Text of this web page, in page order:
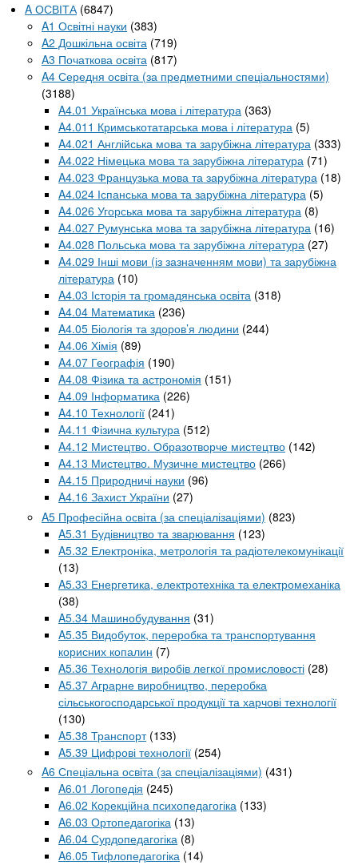
A ОСВІТА (6847)
A1 Освітні науки (383)
A2 Дошкільна освіта (719)
A3 Початкова освіта (817)
A4 Середня освіта (за предметними спеціальностями)
(3188)
A4.01 Українська мова і література (363)
A4.011 Кримськотатарська мова і література (5)
A4.021 Англійська мова та зарубіжна література (333)
A4.022 Німецька мова та зарубіжна література (71)
A4.023 Французька мова та зарубіжна література (18)
A4.024 Іспанська мова та зарубіжна література (5)
A4.026 Угорська мова та зарубіжна література (8)
A4.027 Румунська мова та зарубіжна література (16)
A4.028 Польська мова та зарубіжна література (27)
A4.029 Інші мови (із зазначенням мови) та зарубіжна
література (10)
A4.03 Історія та громадянська освіта (318)
A4.04 Математика (236)
A4.05 Біологія та здоров’я людини (244)
A4.06 Хімія (89)
A4.07 Географія (190)
A4.08 Фізика та астрономія (151)
A4.09 Інформатика (226)
A4.10 Технології (241)
A4.11 Фізична культура (512)
A4.12 Мистецтво. Образотворче мистецтво (142)
A4.13 Мистецтво. Музичне мистецтво (266)
A4.15 Природничі науки (96)
A4.16 Захист України (27)
A5 Професійна освіта (за спеціалізаціями) (823)
A5.31 Будівництво та зварювання (123)
A5.32 Електроніка, метрологія та радіотелекомунікації
(13)
A5.33 Енергетика, електротехніка та електромеханіка
(38)
A5.34 Машинобудування (31)
A5.35 Видобуток, переробка та транспортування
корисних копалин (7)
A5.36 Технологія виробів легкої промисловості (28)
A5.37 Аграрне виробництво, переробка
сільськогосподарської продукції та харчові технології
(130)
A5.38 Транспорт (133)
A5.39 Цифрові технології (254)
A6 Спеціальна освіта (за спеціалізаціями) (431)
A6.01 Логопедія (245)
A6.02 Корекційна психопедагогіка (133)
A6.03 Ортопедагогіка (13)
A6.04 Сурдопедагогіка (8)
A6.05 Тифлопедагогіка (14)